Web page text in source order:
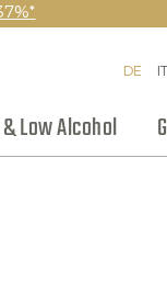
DE IT
Low Alcohol